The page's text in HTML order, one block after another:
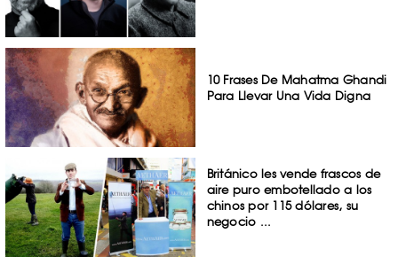
10 Frases De Mahatma Ghandi
Para Llevar Una Vida Digna
Británico les vende frascos de
aire puro embotellado a los
chinos por 115 dólares, su
negocio ...